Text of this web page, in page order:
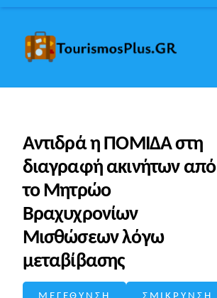
Skip
content
Αντιδρά η ΠΟΜΙΔΑ στη
διαγραφή ακινήτων από
το Μητρώο
Βραχυχρονίων
Μισθώσεων λόγω
μεταβίβασης
ΜΕΓΕΘΥΝΣΗ
ΣΜΙΚΡΥΝΣΗ